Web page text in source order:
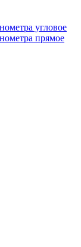
угловое
прямое